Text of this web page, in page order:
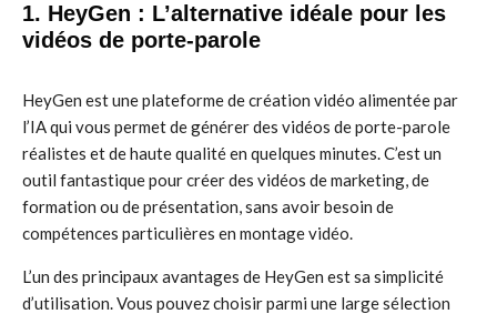
1. HeyGen : L’alternative idéale pour les
vidéos de porte-parole
HeyGen est une plateforme de création vidéo alimentée par
l’IA qui vous permet de générer des vidéos de porte-parole
réalistes et de haute qualité en quelques minutes. C’est un
outil fantastique pour créer des vidéos de marketing, de
formation ou de présentation, sans avoir besoin de
compétences particulières en montage vidéo.
L’un des principaux avantages de HeyGen est sa simplicité
d’utilisation. Vous pouvez choisir parmi une large sélection